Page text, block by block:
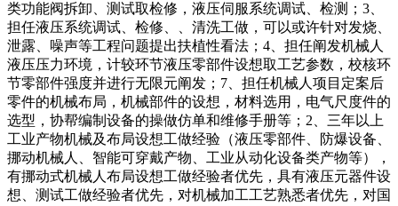
类功能阀拆卸、测试取检修，液压伺服系统调试、检测；3、
担任液压系统调试、检修、、清洗工做，可以或许针对发烧、
泄露、噪声等工程问题提出扶植性看法；4、担任阐发机械人
液压压力环境，计较环节液压零部件设想取工艺参数，校核环
节零部件强度并进行无限元阐发；7、担任机械人项目定案后
零件的机械布局，机械部件的设想，材料选用，电气尺度件的
选型，协帮编制设备的操做仿单和维修手册等；2、三年以上
工业产物机械及布局设想工做经验（液压零部件、防爆设备、
挪动机械人、智能可穿戴产物、工业从动化设备类产物等），
有挪动式机械人布局设想工做经验者优先，具有液压元器件设
想、测试工做经验者优先，对机械加工工艺熟悉者优先，对国